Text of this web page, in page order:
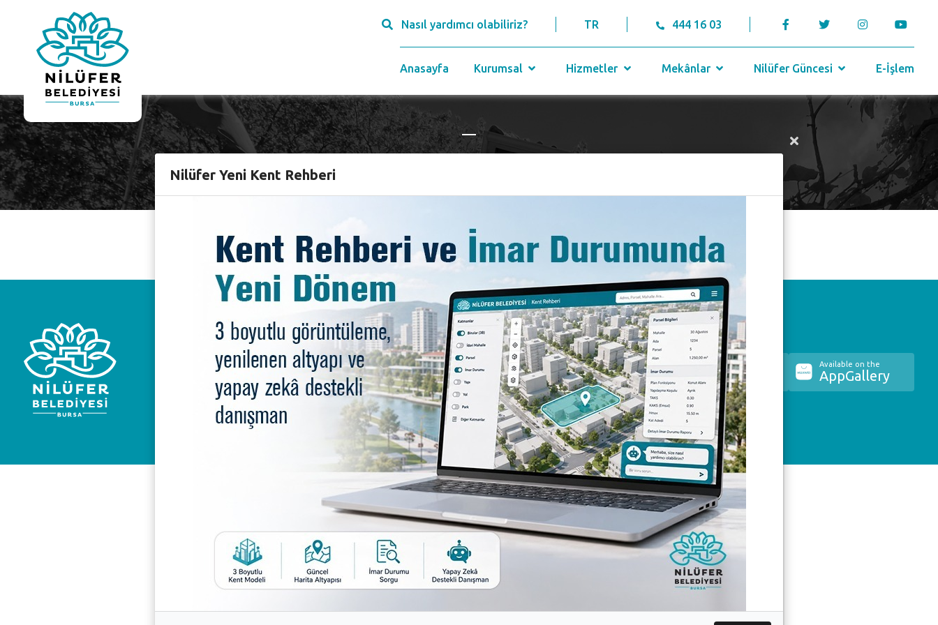
Nasıl yardımcı olabiliriz? TR 444 16 03
Anasayfa Kurumsal Hizmetler Mekânlar Nilüfer Güncesi E-İşlem
Çağrı Merkezi
444 16 03
Nilüfer Belediyesi. Copyright ©2020 Tüm Hakları Saklıdır.
KVKK Bilgilendirme-Başvuru
Download on the
App Store
Available on the
Google Play
Available on the
AppGallery
Nilüfer Yeni Kent Rehberi